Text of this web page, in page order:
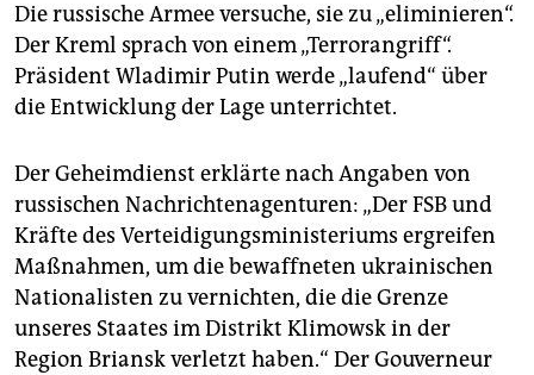
Die russische Armee versuche, sie zu „eliminieren“.
Der Kreml sprach von einem „Terrorangriff“.
Präsident Wladimir Putin werde „laufend“ über
die Entwicklung der Lage unterrichtet.
Der Geheimdienst erklärte nach Angaben von
russischen Nachrichtenagenturen: „Der FSB und
Kräfte des Verteidigungsministeriums ergreifen
Maßnahmen, um die bewaffneten ukrainischen
Nationalisten zu vernichten, die die Grenze
unseres Staates im Distrikt Klimowsk in der
Region Briansk verletzt haben.“ Der Gouverneur